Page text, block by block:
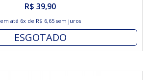
R$ 39,90
em até 6x de R$ 6,65sem juros
ESGOTADO